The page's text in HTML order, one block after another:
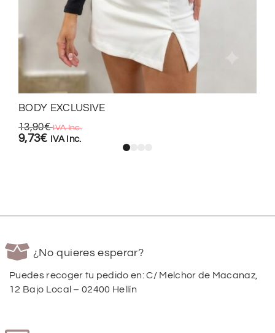
BODY EXCLUSIVE
13,90€ IVA Inc.
9,73€ IVA Inc.
¿No quieres esperar?
Puedes recoger tu pedido en: C/ Melchor de Macanaz,
12 Bajo Local – 02400 Hellín